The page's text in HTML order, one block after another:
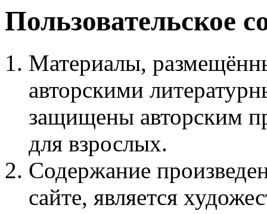
Пользовательское
Материалы,
авторскими
защищены авторским
для взрослых.
Содержание
сайте, является